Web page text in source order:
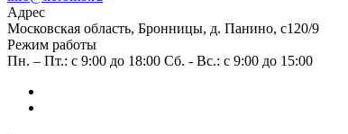
Адрес
Московская область, Бронницы, д. Панино, с120/9
Режим работы
Пн. – Пт.: с 9:00 до 18:00 Сб. - Вс.: с 9:00 до 15:00